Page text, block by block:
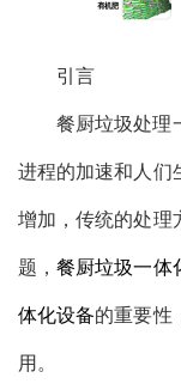
引言
餐厨垃圾处理
进程的加速和人们
增加，传统的处理
题，餐厨垃圾一体
体化设备的重要性
用。